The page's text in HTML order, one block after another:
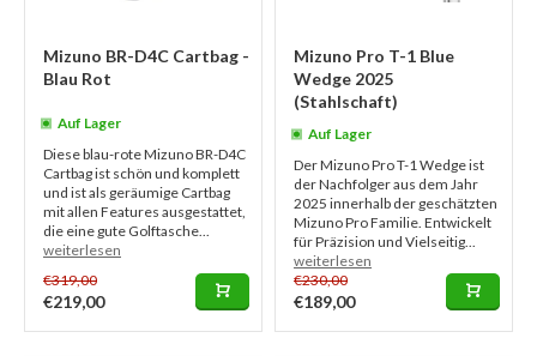
Mizuno BR-D4C Cartbag -
Blau Rot
Auf Lager
Diese blau-rote Mizuno BR-D4C
Cartbag ist schön und komplett
und ist als geräumige Cartbag
mit allen Features ausgestattet,
die eine gute Golftasche...
weiterlesen
€319,00
€219,00
Mizuno Pro T-1 Blue
Wedge 2025
(Stahlschaft)
Auf Lager
Der Mizuno Pro T-1 Wedge ist
der Nachfolger aus dem Jahr
2025 innerhalb der geschätzten
Mizuno Pro Familie. Entwickelt
für Präzision und Vielseitig...
weiterlesen
€230,00
€189,00